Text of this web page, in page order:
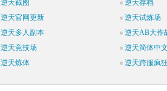
逆天截图 逆天存档
逆天官网更新
逆天试炼场
逆天多人副本
逆天AB大作
逆天竞技场
逆天简体中
逆天炼体
逆天跨服疯